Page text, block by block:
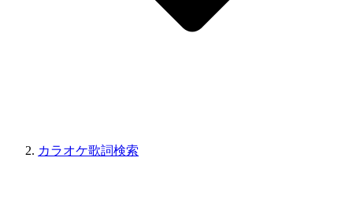
カラオケ歌詞検索